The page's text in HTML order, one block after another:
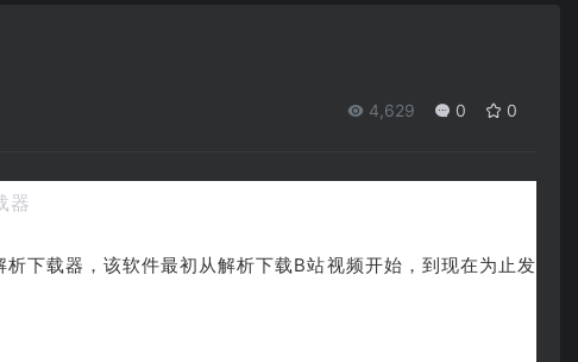
4,629 0 0
下载器，该软件最初从解析下载B站视频开始，到现在为止发